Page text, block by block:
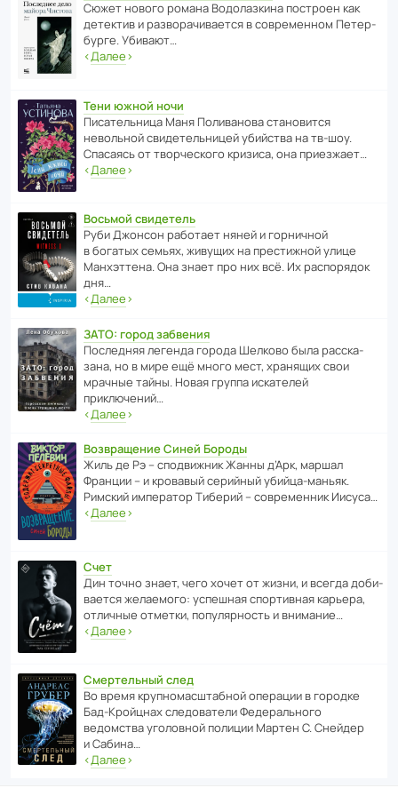
Сюжет нового романа Водо­ла­з­кина пост­роен как
дете­ктив и разво­ра­чи­ва­ется в совре­менном Пете­р­
бурге. Убивают…
‹Далее›
Тени южной ночи
Писа­тель­ница Маня Поли­ва­нова стано­вится
невольной свиде­тель­ницей убийства на тв-шоу.
Спасаясь от твор­че­с­кого кризиса, она приезжает…
‹Далее›
Восьмой свидетель
Руби Джонсон рабо­тает няней и горни­чной
в богатых семьях, живущих на прес­ти­жной улице
Манх­эт­тена. Она знает про них всё. Их распо­рядок
дня…
‹Далее›
ЗАТО: город забвения
После­дняя легенда города Шелково была расска­
зана, но в мире ещё много мест, хранящих свои
мрачные тайны. Новая группа иска­телей
приключений…
‹Далее›
Возвращение Синей Бороды
Жиль де Рэ – спод­ви­жник Жанны д’Арк, маршал
Франции – и кровавый серийный убийца-маньяк.
Римский импе­ратор Тиберий – совре­менник Иисуса…
‹Далее›
Счет
Дин точно знает, чего хочет от жизни, и всегда доби­
ва­ется жела­е­мого: успе­шная спор­ти­вная карьера,
отли­чные отметки, попу­ля­р­ность и внимание…
‹Далее›
Смертельный след
Во время круп­но­мас­ш­та­бной операции в городке
Бад‑Крой­цнах следо­ва­тели Феде­раль­ного
ведомства уголо­вной полиции Мартен С. Снейдер
и Сабина…
‹Далее›